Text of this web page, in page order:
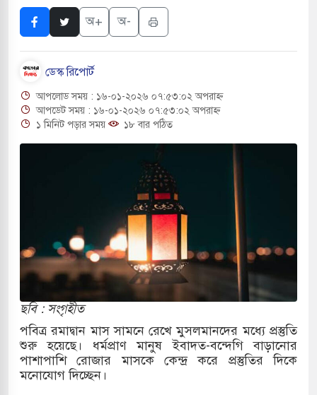
অ্যারেস্ট আবেদন, বরগুনার এসআইয়ের বিরুদ্ধে
নতুন বাংলাদেশের পথচলার কেন্দ্র হবে: ড.
হামলায় ছাত্রদল ও ছাত্রলীগের আচরণ ইসরায়েলের
পথে ইসরায়েলীরা,হাতছাড়ার ঝুঁকিতে জরুরি
পাহাড়ি ঢলে ফুঁসে উঠেছে তিস্তা
মুক্তির দাবিতে পাকিস্তানজুড়ে পিটিআইয়ের আজ
কোরিয়ার ক্ষেপণাস্ত্র ইউনিট মোতায়েন করা হয়েছে:
অ+ অ-
ডেস্ক রিপোর্ট
আপলোড সময় : ১৬-০১-২০২৬ ০৭:৫৩:০২ অপরাহ্ন
আপডেট সময় : ১৬-০১-২০২৬ ০৭:৫৩:০২ অপরাহ্ন
১ মিনিট পড়ার সময়
১৮ বার পঠিত
ছবি : সংগৃহীত
পবিত্র রমাদ্বান মাস সামনে রেখে মুসলমানদের মধ্যে প্রস্তুতি
শুরু হয়েছে। ধর্মপ্রাণ মানুষ ইবাদত-বন্দেগি বাড়ানোর
পাশাপাশি রোজার মাসকে কেন্দ্র করে প্রস্তুতির দিকে
মনোযোগ দিচ্ছেন।